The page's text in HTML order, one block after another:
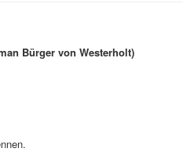
Bürger von Westerholt)